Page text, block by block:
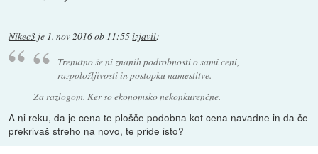
Nikec3 je 1. nov 2016 ob 11:55izjavil:
Trenutno še ni znanih podrobnosti o sami ceni,
razpoložljivosti in postopku namestitve.
Za razlogom. Ker so ekonomsko nekonkurenčne.
A ni reku, da je cena te plošče podobna kot cena navadne in da če
prekrivaš streho na novo, te pride isto?